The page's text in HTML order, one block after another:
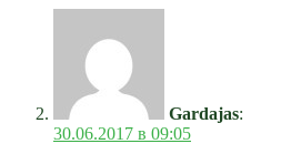
Gardajas:
30.06.2017 в 09:05